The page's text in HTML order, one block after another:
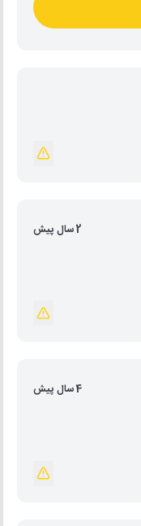
2 سال پیش
4 سال پیش